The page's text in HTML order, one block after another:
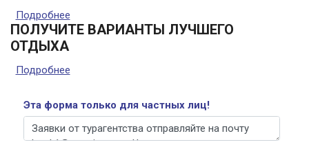
Подробнее
требующие вакцинации от пассажиров.
ПОЛУЧИТЕ ВАРИАНТЫ ЛУЧШЕГО
ОТДЫХА
Подробнее
Эта форма только для частных лиц!